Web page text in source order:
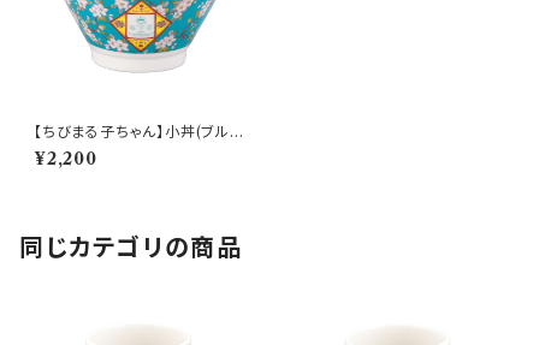
【ちびまる子ちゃん】小丼(ブル
ー)【CM60】CM62-312
¥2,200
同じカテゴリの商品